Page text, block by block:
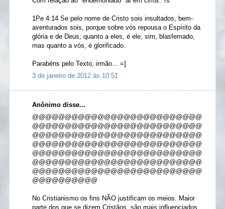
1Pe 4:14 Se pelo nome de Cristo sois insultados, bem-
aventurados sois, porque sobre vós repousa o Espírito da
glória e de Deus; quanto a eles, é ele, sim, blasfemado,
mas quanto a vós, é glorificado.
Parabéns pelo Texto, irmão... =]
3 de janeiro de 2012 às 10:51
Anônimo disse...
@@@@@@@@@@@@@@@@@@@@@@@@@@
@@@@@@@@@@@@@@@@@@@@@@@@@@
@@@@@@@@@@@@@@@@@@@@@@@@@@
@@@@@@@@@@@@@@@@@@@@@@@@@@
@@@@@@@@@@@@@@@@@@@@@@@@@@
@@@@@@@@@@@@@@@@@@@@@@@@@@
@@@@@@@@@@@@@@@@@@@@@@@@@@
@@@@@@@@@@
No Cristianismo os fins NÃO justificam os meios. Maior
parte dos que se dizem Cristãos, são mais influenciados